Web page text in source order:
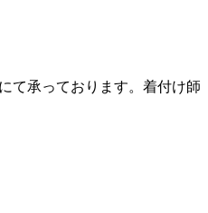
て承っております。着付け師